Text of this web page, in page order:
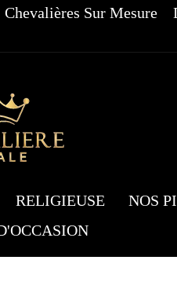
Chevalières Sur Mesure
RELIGIEUSE NOS